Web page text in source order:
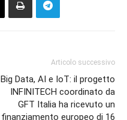
Articolo successivo
Big Data, AI e IoT: il progetto
INFINITECH coordinato da
GFT Italia ha ricevuto un
finanziamento europeo di 16